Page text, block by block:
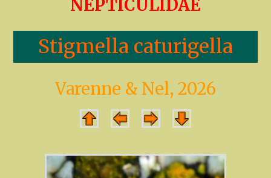
NEPTICULIDAE
Stigmella caturigella
Varenne & Nel, 2026